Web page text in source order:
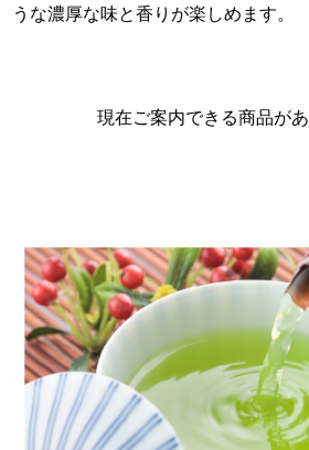
うな濃厚な味と香りが楽しめます。
現在ご案内できる商品があ